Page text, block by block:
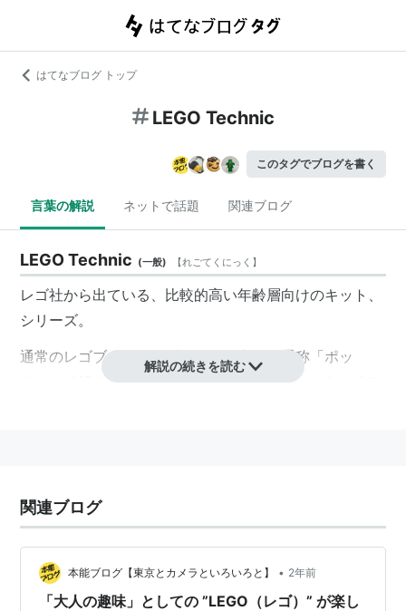
はてなブログ トップ
LEGO Technic
このタグでブログを書く
言葉の解説 ネットで話題 関連ブログ
LEGO Technic (一般) 【れごてくにっく 】
レゴ社から出ている、比較的高い年齢層向けのキット、
シリーズ。
通常のレゴブロックがブロックを突起（通称「ポッ
チ」）で組み立てていくのに対し、Technicシリーズ
また、ギヤやプーリー、エアーポンプやモーターといっ
たメカ系のパーツが多く揃っており、複雑な動きのある
モデルを作ることができる。
解説の続きを読む
関連ブログ
本能ブログ【東京とカメラといろいろと】 • 2年前
「大人の趣味」としての ”LEGO（レゴ）” が楽し